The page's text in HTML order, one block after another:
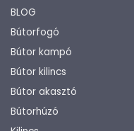
BLOG
Bútorfogó
Bútor kampó
Bútor kilincs
Bútor akasztó
Bútorhúzó